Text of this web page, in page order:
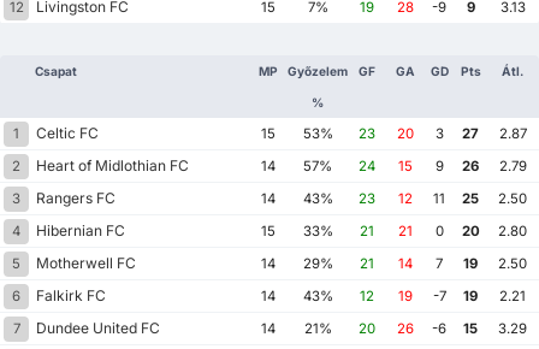
12
Livingston FC 15 7% 19 28 -9 9 3.13
Csapat MP Győzelem
%
GF GA GD Pts Átl.
1 Celtic FC 15 53% 23 20 3 27
2.87
2
Heart of Midlothian FC 14 57% 24 15 9 26
2.79
3
Rangers FC 14 43% 23 12 11 25
2.50
4
Hibernian FC 15 33% 21 21 0 20
2.80
5
Motherwell FC 14 29% 21 14 7 19
2.50
6
Falkirk FC 14 43% 12 19 -7 19
2.21
7
Dundee United FC 14 21% 20 26 -6 15
3.29